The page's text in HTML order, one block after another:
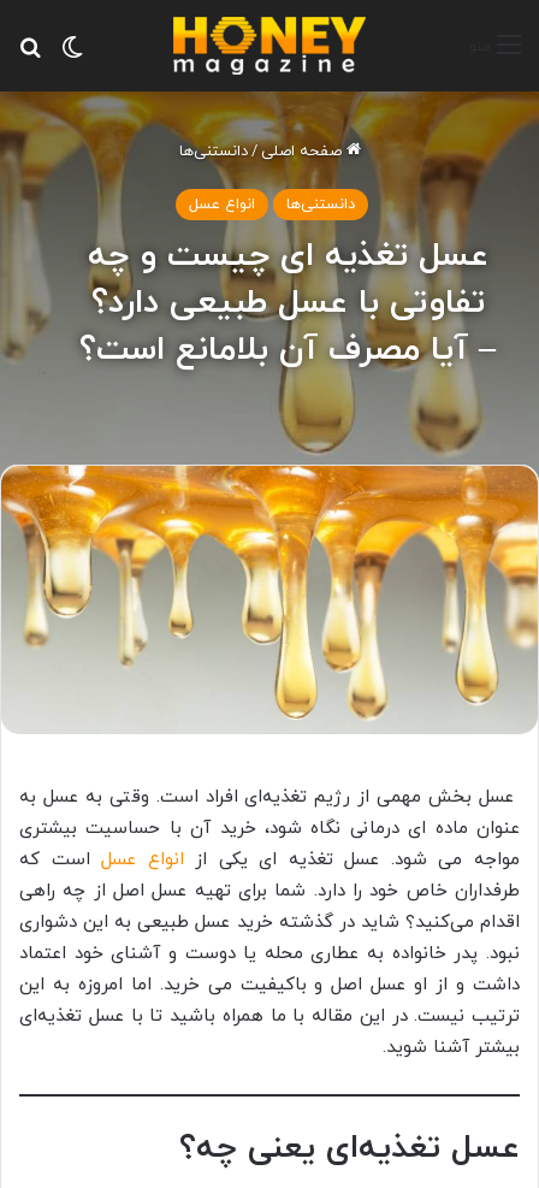
تغییر
صفحه اصلی/دانستنی‌ها
دانستنی‌ها انواع عسل
عسل تغذیه ای چیست و چه
تفاوتی با عسل طبیعی دارد؟
– آیا مصرف آن بلامانع است؟
عسل بخش مهمی از رژیم تغذیه‌‌ای افراد است. وقتی به عسل به
عنوان ماده ای درمانی نگاه شود، خرید آن با حساسیت بیشتری
مواجه می شود. عسل تغذیه ای یکی از انواع عسلاست که
طرفداران خاص خود را دارد. شما برای تهیه عسل اصل از چه راهی
اقدام می‌کنید؟ شاید در گذشته خرید عسل طبیعی به این دشواری
نبود. پدر خانواده به عطاری محله یا دوست و آشنای خود اعتماد
داشت و از او عسل اصل و باکیفیت می خرید. اما امروزه به این
ترتیب نیست. در این مقاله با ما همراه باشید تا با عسل تغذیه‌ای
بیشتر آشنا شوید.
عسل تغذیه‌ای یعنی چه؟